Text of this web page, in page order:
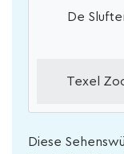
De
Texel
Diese